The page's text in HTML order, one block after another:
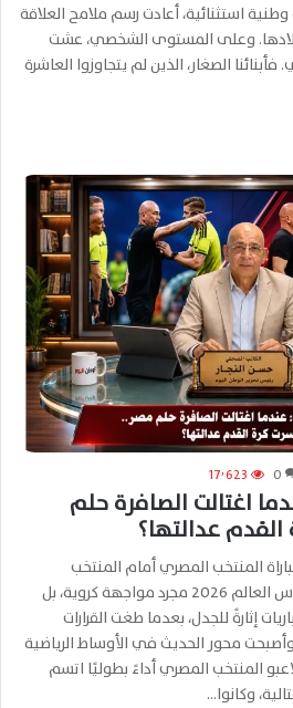
استثنائية، أعادت رسم ملامح العلاقة
بلادها. وعلى المستوى الشخصي، عشت
الصغار، الذين لم يتجاوزوا العاشرة
0 17٬623
اغتالت الصافرة حلم
عدالتها؟
المنتخب المصري أمام المنتخب
الأرجنتيني في دور الـ16 من كأس العالم 2026 مجرد مواجهة كروية، بل
إثارةً للجدل، بعدما طغت القرارات
محور الحديث في الأوساط الرياضية
المنتخب المصري أداءً بطوليًا اتسم
وكانوا…